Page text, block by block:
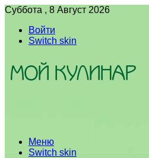
Суббота , 8 Август 2026
Войти
Switch skin
Меню
Switch skin